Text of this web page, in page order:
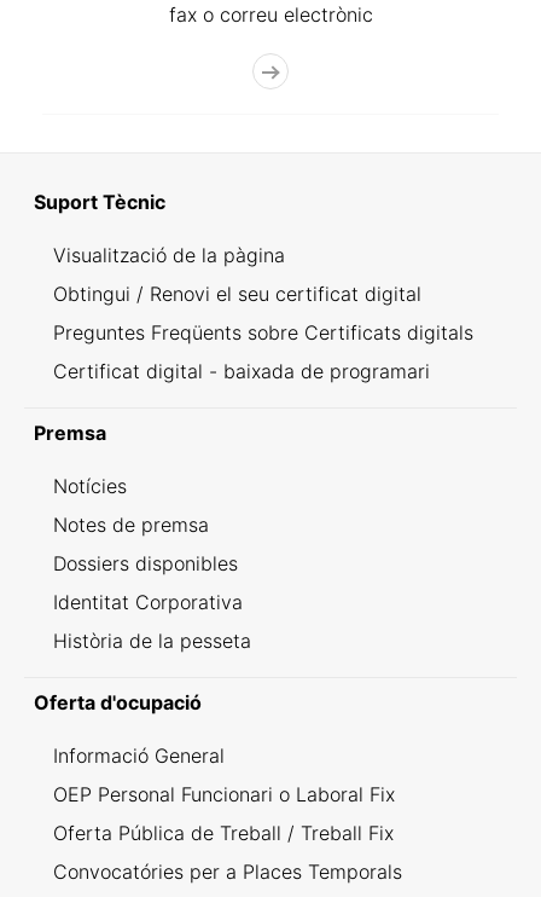
fax o correu electrònic
Suport Tècnic
Visualització de la pàgina
Obtingui / Renovi el seu certificat digital
Preguntes Freqüents sobre Certificats digitals
Certificat digital - baixada de programari
Premsa
Notícies
Notes de premsa
Dossiers disponibles
Identitat Corporativa
Història de la pesseta
Oferta d'ocupació
Informació General
OEP Personal Funcionari o Laboral Fix
Oferta Pública de Treball / Treball Fix
Convocatóries per a Places Temporals